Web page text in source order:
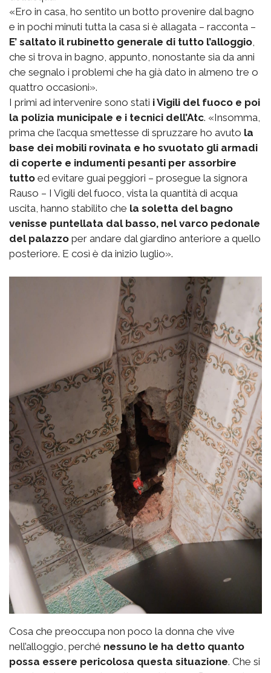
«Ero in casa, ho sentito un botto provenire dal bagno
e in pochi minuti tutta la casa si è allagata – racconta –
E’ saltato il rubinetto generale di tutto l’alloggio
che si trova in bagno, appunto, nonostante sia da anni
che segnalo i problemi che ha già dato in almeno tre o
quattro occasioni».
I primi ad intervenire sono stati i Vigili del fuoco e poi
la polizia municipale e i tecnici dell’Atc. «Insomma,
prima che l’acqua smettesse di spruzzare ho avuto la
base dei mobili rovinata e ho svuotato gli armadi
di coperte e indumenti pesanti per assorbire
tutto ed evitare guai peggiori – prosegue la signora
Rauso – I Vigili del fuoco, vista la quantità di acqua
uscita, hanno stabilito che la soletta del bagno
venisse puntellata dal basso, nel varco pedonale
del palazzo per andare dal giardino anteriore a quello
posteriore. E così è da inizio luglio».
Cosa che preoccupa non poco la donna che vive
nell’alloggio, perché nessuno le ha detto quanto
possa essere pericolosa questa situazione. Che si